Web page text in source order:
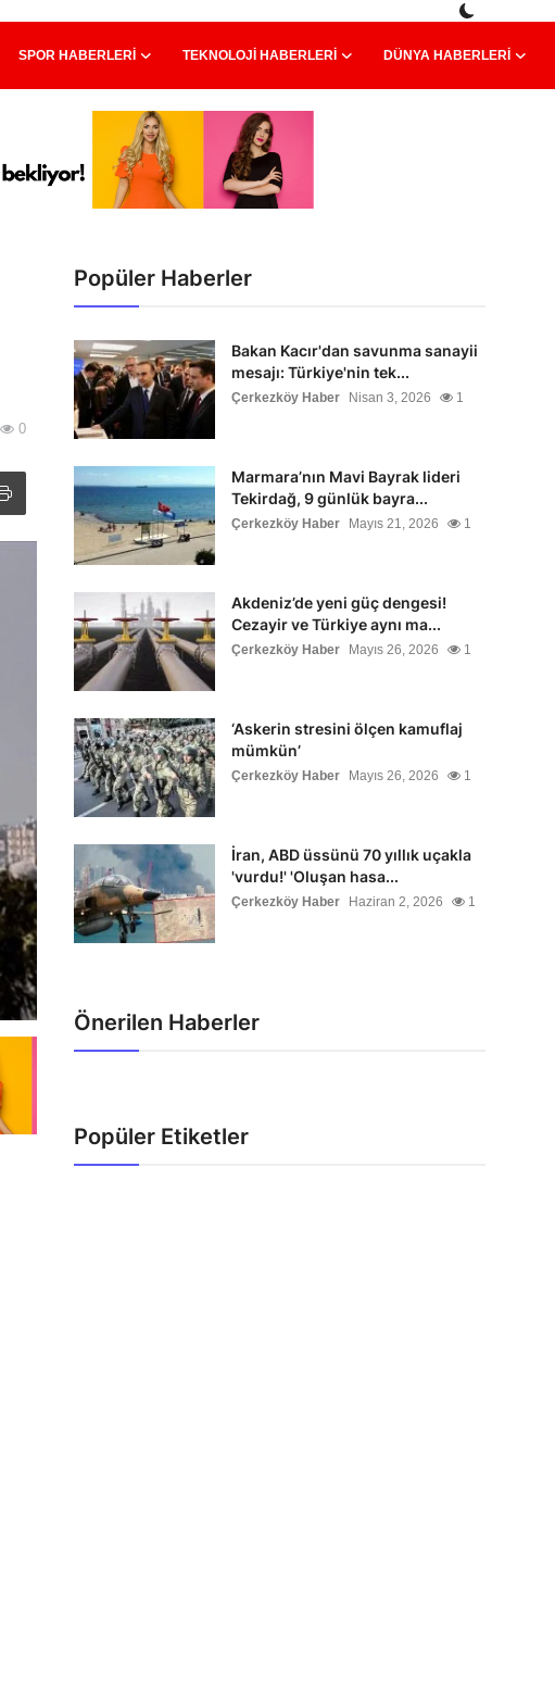
SPOR HABERLERI TEKNOLOJI HABERLERI DÜNYA HABERLERI
0
Popüler Haberler
Bakan Kacır'dan savunma sanayii
mesajı: Türkiye'nin tek...
Çerkezköy Haber Nisan 3, 2026 1
Marmara’nın Mavi Bayrak lideri
Tekirdağ, 9 günlük bayra...
Çerkezköy Haber Mayıs 21, 2026 1
Akdeniz’de yeni güç dengesi!
Cezayir ve Türkiye aynı ma...
Çerkezköy Haber Mayıs 26, 2026 1
‘Askerin stresini ölçen kamuflaj
mümkün’
Çerkezköy Haber Mayıs 26, 2026 1
İran, ABD üssünü 70 yıllık uçakla
'vurdu!' 'Oluşan hasa...
Çerkezköy Haber Haziran 2, 2026 1
Önerilen Haberler
Popüler Etiketler